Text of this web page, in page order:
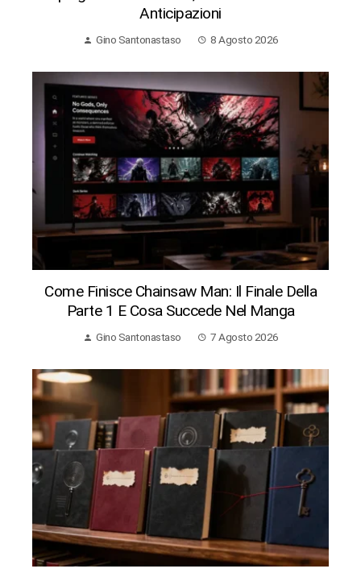
Anticipazioni
Gino Santonastaso 8 Agosto 2026
Come Finisce Chainsaw Man: Il Finale Della
Parte 1 E Cosa Succede Nel Manga
Gino Santonastaso 7 Agosto 2026